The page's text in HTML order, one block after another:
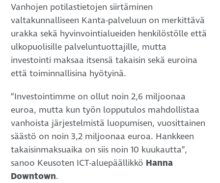
Vanhojen potilastietojen siirtäminen
valtakunnalliseen Kanta-palveluun on merkittävä
urakka sekä hyvinvointialueiden henkilöstölle että
ulkopuolisille palveluntuottajille, mutta
investointi maksaa itsensä takaisin sekä euroina
että toiminnallisina hyötyinä.
”Investointimme on ollut noin 2,6 miljoonaa
euroa, mutta kun työn lopputulos mahdollistaa
vanhoista järjestelmistä luopumisen, vuosittainen
säästö on noin 3,2 miljoonaa euroa. Hankkeen
takaisinmaksuaika on siis noin 10 kuukautta”,
sanoo Keusoten ICT-aluepäällikkö Hanna
Downtown.